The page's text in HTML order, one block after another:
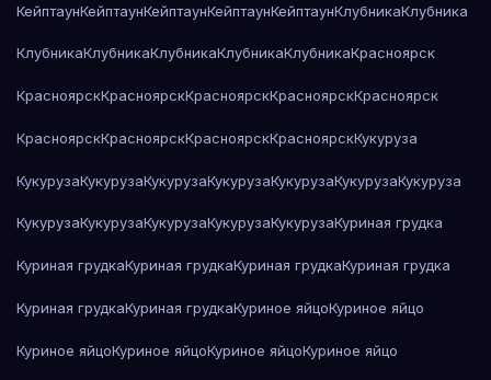
КейптаунКейптаунКейптаунКейптаунКейптаунКлубникаКлубника
КлубникаКлубникаКлубникаКлубникаКлубникаКрасноярск
КрасноярскКрасноярскКрасноярскКрасноярскКрасноярск
КрасноярскКрасноярскКрасноярскКрасноярскКукуруза
КукурузаКукурузаКукурузаКукурузаКукурузаКукурузаКукуруза
КукурузаКукурузаКукурузаКукурузаКукурузаКуриная грудка
Куриная грудкаКуриная грудкаКуриная грудкаКуриная грудка
Куриная грудкаКуриная грудкаКуриное яйцоКуриное яйцо
Куриное яйцоКуриное яйцоКуриное яйцоКуриное яйцо